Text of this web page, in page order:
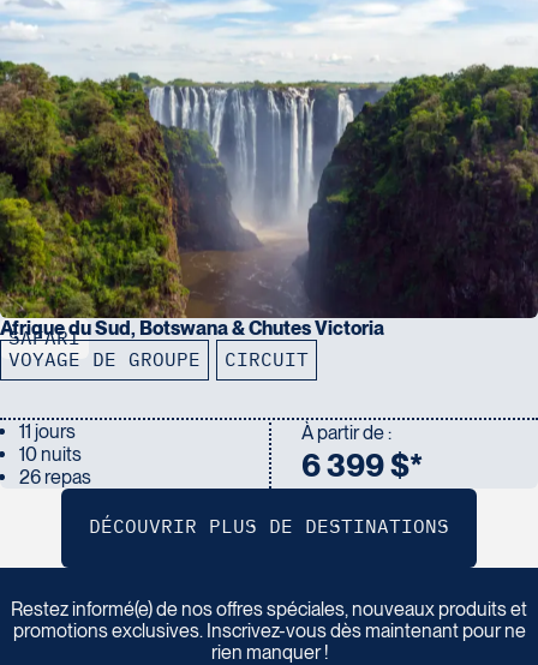
SAFARI
Afrique du Sud, Botswana & Chutes Victoria
VOYAGE DE GROUPE CIRCUIT
11 jours
10 nuits
26 repas
À partir de :
6 399 $*
Insc ivez vous à n o tre inf lettre
Restez informé(e) de nos offres spéciales, nouveaux produits et
promotions exclusives. Inscrivez-vous dès maintenant pour ne
rien manquer !